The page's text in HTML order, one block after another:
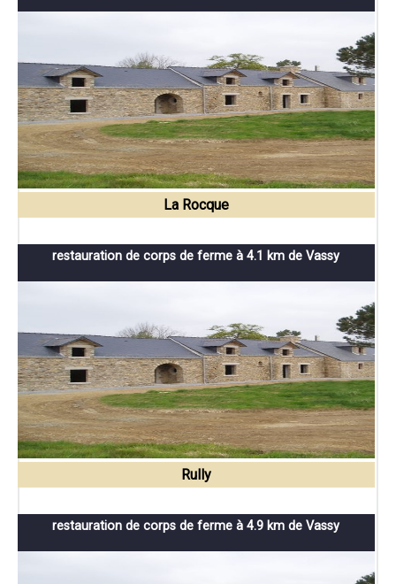
La Rocque
restauration de corps de ferme à 4.1 km de Vassy
Rully
restauration de corps de ferme à 4.9 km de Vassy